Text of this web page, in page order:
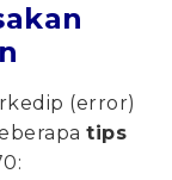
(error)
tips